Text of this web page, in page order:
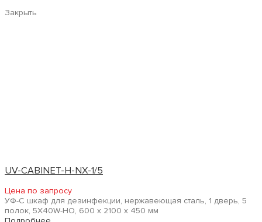
Закрыть
UV-CABINET-H-NX-1/5
Цена по запросу
УФ-С шкаф для дезинфекции, нержавеющая сталь, 1 дверь, 5
полок, 5X40W-HO, 600 x 2100 x 450 мм